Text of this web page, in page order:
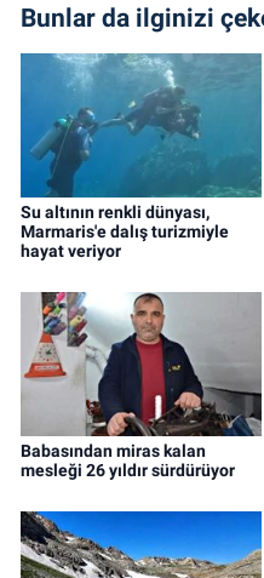
Bunlar da ilginizi
Su altının renkli dünyası,
Marmaris'e dalış turizmiyle
hayat veriyor
Babasından miras kalan
mesleği 26 yıldır sürdürüyor